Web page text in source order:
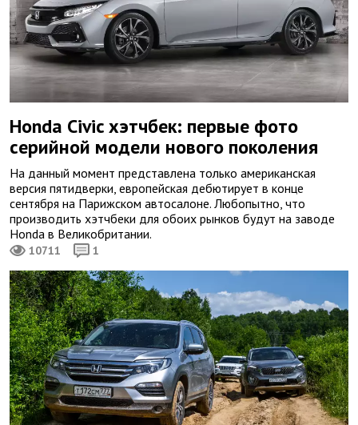
Honda Civic хэтчбек: первые фото
серийной модели нового поколения
На данный момент представлена только американская
версия пятидверки, европейская дебютирует в конце
сентября на Парижском автосалоне. Любопытно, что
производить хэтчбеки для обоих рынков будут на заводе
Honda в Великобритании.
10711 1